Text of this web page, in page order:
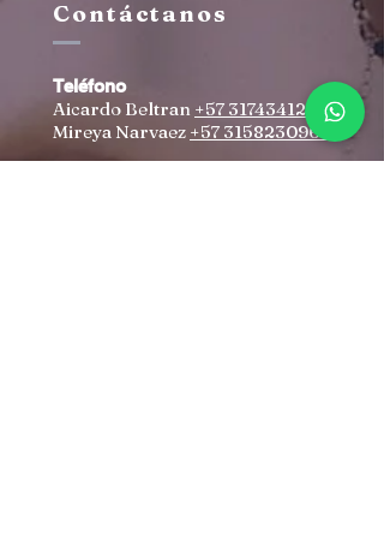
Contáctanos
Teléfono
Aicardo Beltran +57 3174341259
Mireya Narvaez +57 3158230960